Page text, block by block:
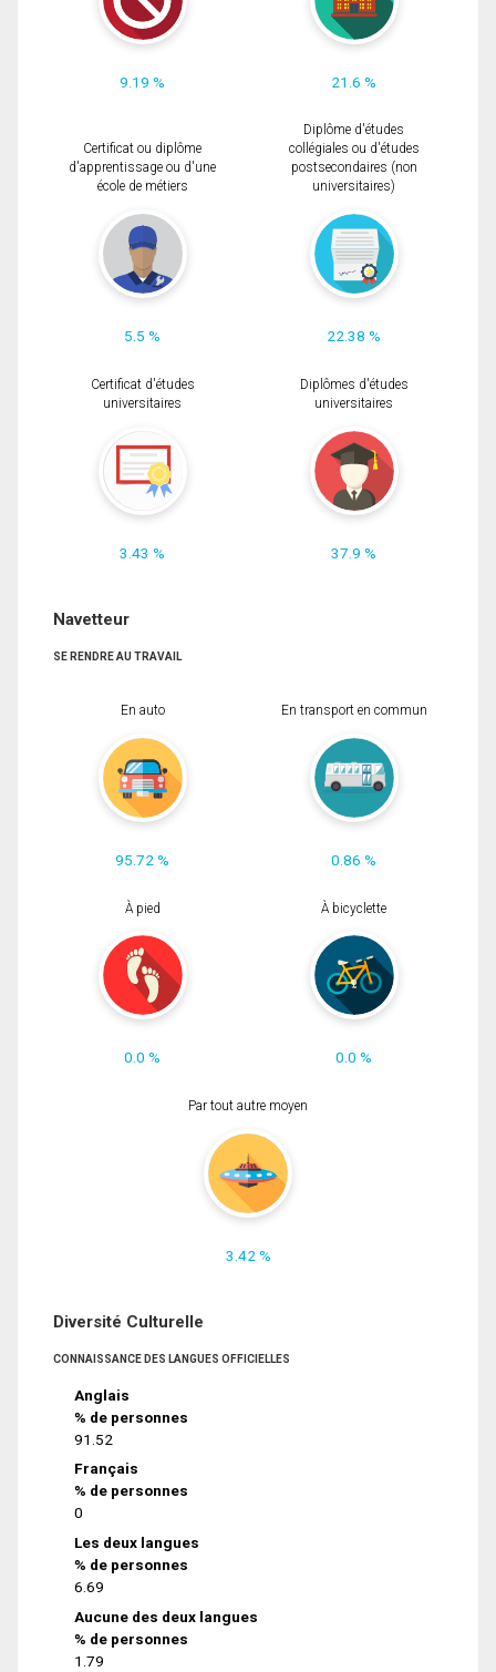
9.19 % 21.6 %
Certificat ou diplôme
d'apprentissage ou d'une
école de métiers
5.5 %
Diplôme d'études
collégiales ou d'études
postsecondaires (non
universitaires)
22.38 %
Certificat d'études
universitaires
3.43 %
Diplômes d'études
universitaires
37.9 %
Navetteur
SE RENDRE AU TRAVAIL
En auto
95.72 %
En transport en commun
0.86 %
À pied
0.0 %
À bicyclette
0.0 %
Par tout autre moyen
3.42 %
Diversité Culturelle
CONNAISSANCE DES LANGUES OFFICIELLES
Anglais
% de personnes
91.52
Français
% de personnes
0
Les deux langues
% de personnes
6.69
Aucune des deux langues
% de personnes
1.79